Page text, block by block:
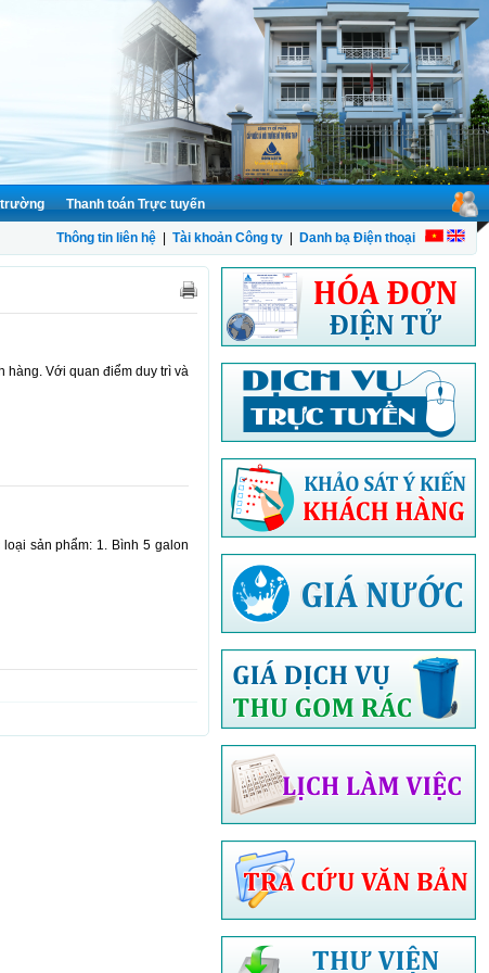
trường Thanh toán Trực tuyến
Thông tin liên hệ Tài khoản Công ty Danh bạ Điện thoại
hàng. Với quan điểm duy trì và
sản phẩm: 1. Bình 5 galon